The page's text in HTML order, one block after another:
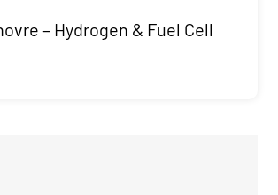
– Hydrogen & Fuel Cell